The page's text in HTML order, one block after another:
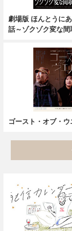
劇場版 ほんとうに
話～ゾクゾク変な間
ゴースト・オブ・ウ